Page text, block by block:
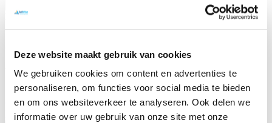
Deze website maakt gebruik van cookies
We gebruiken cookies om content en advertenties te
personaliseren, om functies voor social media te bieden
en om ons websiteverkeer te analyseren. Ook delen we
informatie over uw gebruik van onze site met onze
Leg jij ook een dakpan op het Commandeurshuis?!
huidige dakpannen zijn versleten en goede isolatie ontbreekt nog
volledig.
Doneer hier Sluiten
Contact
Steun ons
Voorlezen